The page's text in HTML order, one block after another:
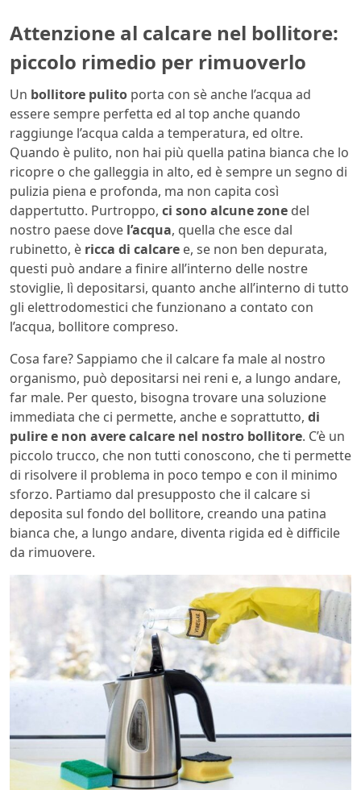
Attenzione al calcare nel bollitore:
piccolo rimedio per rimuoverlo
Un bollitore pulito porta con sè anche l’acqua ad
essere sempre perfetta ed al top anche quando
raggiunge l’acqua calda a temperatura, ed oltre.
Quando è pulito, non hai più quella patina bianca che lo
ricopre o che galleggia in alto, ed è sempre un segno di
pulizia piena e profonda, ma non capita così
dappertutto. Purtroppo, ci sono alcune zone del
nostro paese dove l’acqua, quella che esce dal
rubinetto, è ricca di calcare e, se non ben depurata,
questi può andare a finire all’interno delle nostre
stoviglie, lì depositarsi, quanto anche all’interno di tutto
gli elettrodomestici che funzionano a contato con
l’acqua, bollitore compreso.
Cosa fare? Sappiamo che il calcare fa male al nostro
organismo, può depositarsi nei reni e, a lungo andare,
far male. Per questo, bisogna trovare una soluzione
immediata che ci permette, anche e soprattutto, di
pulire e non avere calcare nel nostro bollitore. C’è un
piccolo trucco, che non tutti conoscono, che ti permette
di risolvere il problema in poco tempo e con il minimo
sforzo. Partiamo dal presupposto che il calcare si
deposita sul fondo del bollitore, creando una patina
bianca che, a lungo andare, diventa rigida ed è difficile
da rimuovere.